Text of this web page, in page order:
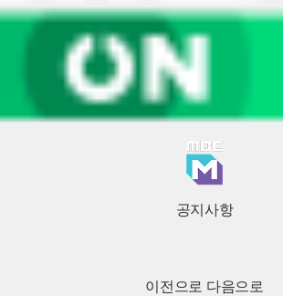
공지사항
이전으로 다음으로